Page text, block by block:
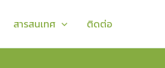
สารสนเทศ ติดต่อ